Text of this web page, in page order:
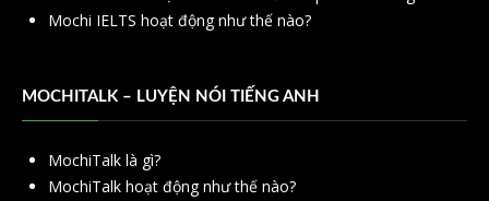
Mochi IELTS hoạt động như thế nào?
MOCHITALK – LUYỆN NÓI TIẾNG ANH
MochiTalk là gì?
MochiTalk hoạt động như thế nào?